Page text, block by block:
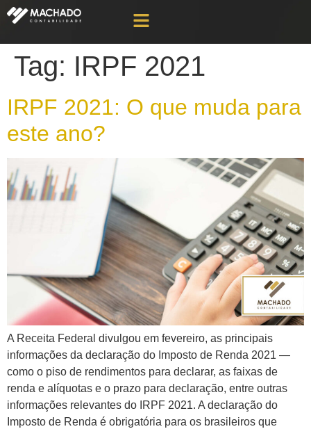
Tag: IRPF 2021
IRPF 2021: O que muda para
este ano?
A Receita Federal divulgou em fevereiro, as principais
informações da declaração do Imposto de Renda 2021 —
como o piso de rendimentos para declarar, as faixas de
renda e alíquotas e o prazo para declaração, entre outras
informações relevantes do IRPF 2021. A declaração do
Imposto de Renda é obrigatória para os brasileiros que